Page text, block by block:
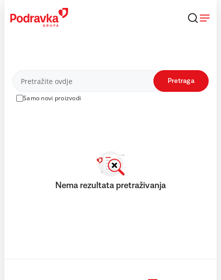
content
Proizvodi
Samo novi proizvodi
Pretraga
Nema rezultata pretraživanja